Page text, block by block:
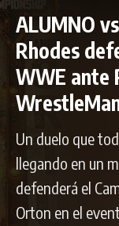
ALUMNO
Rhodes
WWE ante
Un duelo que
llegando en un
defenderá el
Orton en el